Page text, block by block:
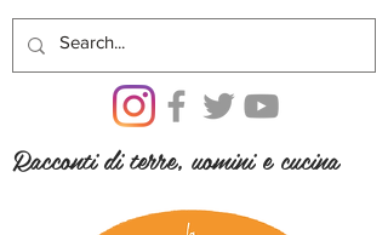
Racconti di terre, uomini e cucina